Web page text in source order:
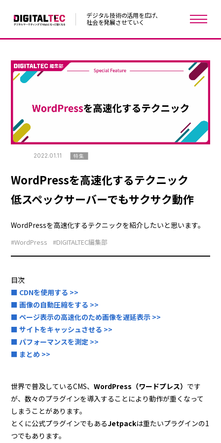
デジタル技術の活用を広げ、
社会を発展させていく
2022.01.11 特集
WordPressを高速化するテクニック
低スペックサーバーでもサクサク動作
WordPressを高速化するテクニックを紹介したいと思います。
#WordPress #DIGITALTEC編集部
目次
■ CDNを使用する >>
■ 画像の自動圧縮をする >>
■ ページ表示の高速化のため画像を遅延表示 >>
■ サイトをキャッシュさせる >>
■ パフォーマンスを測定 >>
■ まとめ >>
世界で普及しているCMS、WordPress（ワードプレス） です
が、数々のプラグインを導入することにより動作が重くなって
しまうことがあります。
とくに公式プラグインでもあるJetpackは重たいプラグインの1
つでもあります。